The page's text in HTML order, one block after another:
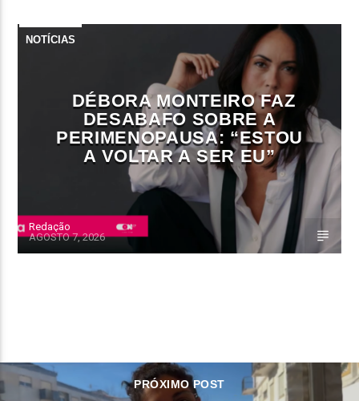
NOTÍCIAS
DÉBORA MONTEIRO FAZ
DESABAFO SOBRE A
PERIMENOPAUSA: “ESTOU
A VOLTAR A SER EU”
Redação
AGOSTO 7, 2026
PRÓXIMO POST